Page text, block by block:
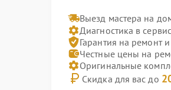
Выезд мастера на
Диагностика в
Гарантия на ремонт
Честные цены на
Оригинальные
Скидка для вас до